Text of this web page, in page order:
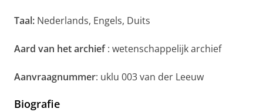
Taal: Nederlands, Engels, Duits
Aard van het archief: wetenschappelijk archief
Aanvraagnummer: uklu 003 van der Leeuw
Biografie